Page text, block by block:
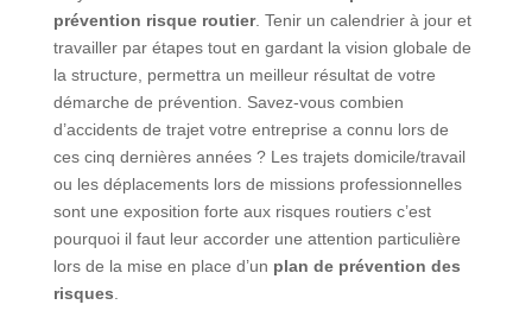
prévention risque routier. Tenir un calendrier à jour et
travailler par étapes tout en gardant la vision globale de
la structure, permettra un meilleur résultat de votre
démarche de prévention. Savez-vous combien
d’accidents de trajet votre entreprise a connu lors de
ces cinq dernières années ? Les trajets domicile/travail
ou les déplacements lors de missions professionnelles
sont une exposition forte aux risques routiers c’est
pourquoi il faut leur accorder une attention particulière
lors de la mise en place d’un plan de prévention des
risques